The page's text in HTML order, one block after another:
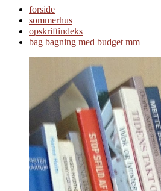
forside
sommerhus
opskriftindeks
bag bagning med budget mm